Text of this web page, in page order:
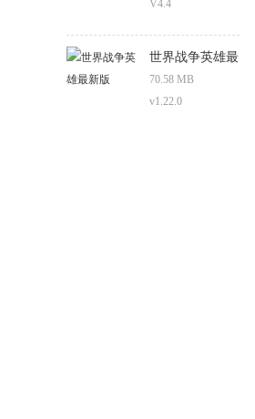
V4.4
世界战争英雄最
新版
70.58 MB
v1.22.0